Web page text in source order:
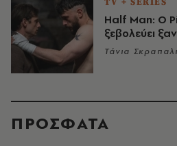
Half Man: Ο
ξεβολεύει
Τάνια
ΠΡΟΣΦΑΤΑ